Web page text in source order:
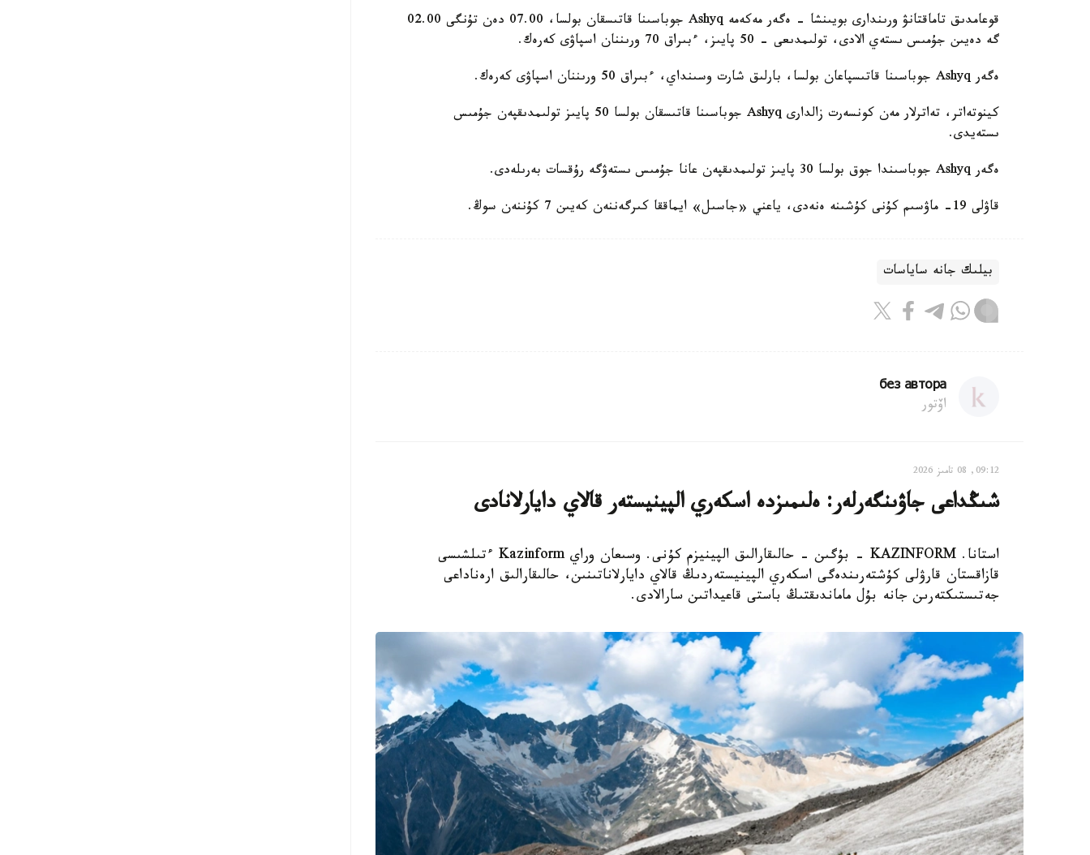
قوعامدىق تاماقتانۋ ورىندارى بويىنشا - ەگەر مەكەمە Ashyq جوباسىنا قاتىسقان بولسا، 07.00 دەن تۇنگى 02.00
گە دەيىن جۇمىس ىستەي الادى، تولىمدىعى - 50 پايىز، ءبىراق 70 ورىننان اسپاۋى كەرەك.
ەگەر Ashyq جوباسىنا قاتىسپاعان بولسا، بارلىق شارت وسىنداي، ءبىراق 50 ورىننان اسپاۋى كەرەك.
كينوتەاتر، تەاترلار مەن كونسەرت زالدارى Ashyq جوباسىنا قاتىسقان بولسا 50 پايىز تولىمدىقپەن جۇمىس
ىستەيدى.
ەگەر Ashyq جوباسىندا جوق بولسا 30 پايىز تولىمدىقپەن عانا جۇمىس ىستەۋگە رۇقسات بەرىلەدى.
قاۋلى 19- ماۋسىم كۇنى كۇشىنە ەنەدى، ياعني «جاسىل» ايماققا كىرگەننەن كەيىن 7 كۇننەن سوڭ.
بيلىك جانە ساياسات
без автора
اۆتور
09:12, 08 تامىز 2026
شىڭداعى جاۋىنگەرلەر: ەلىمىزدە اسكەري الپينيستەر قالاي دايارلانادى
استانا. KAZINFORM - بۇگىن - حالىقارالىق الپينيزم كۇنى. وسىعان وراي Kazinform ءتىلشىسى
قازاقستان قارۋلى كۇشتەرىندەگى اسكەري الپينيستەردىڭ قالاي دايارلاناتىنىن، حالىقارالىق ارەناداعى
جەتىستىكتەرىن جانە بۇل ماماندىقتىڭ باستى قاعيداتىن سارالادى.